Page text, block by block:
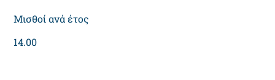
Μισθοί ανά έτος
14.00